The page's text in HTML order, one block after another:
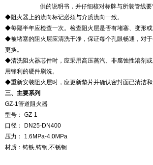
供的说明书，并仔细核对标牌与所装管线要
◆阻火器上的流向标记必须与介质流向一致。
◆每隔半年应检查一次。检查阻火层是否有堵塞、变形或
◆被堵塞的阻火层应清洗干净，保证每个孔眼畅通，对
更换。
◆清洗阻火器芯件时，应采用高压蒸汽、非腐蚀性溶剂
用锋利的硬件刷洗。
◆重新安装阻火层时，应更新垫片并确认密封面已清洁和
三、主要系列
GZ-1管道阻火器
型号： GZ-1
口径：
DN25-DN400
压力：
1.6MPa-4.0MPa
材质： 铸铁,铸钢,不锈钢